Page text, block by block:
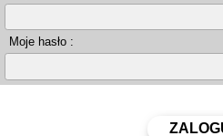
Moje hasło :